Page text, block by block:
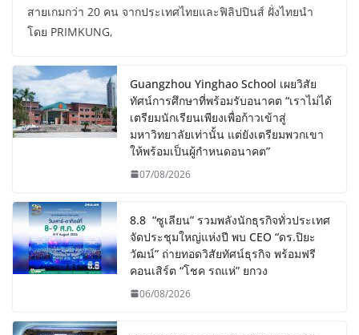
สายเกมกว่า 20 คน จากประเทศไทยและฟิลิปปินส์ ฝั่งไทยนำ
โดย PRIMKUNG,
Guangzhou Yinghao School เผยวิสัย
ทัศน์การศึกษาที่พร้อมรับอนาคต “เราไม่ได้
เตรียมนักเรียนเพียงเพื่อก้าวเข้าสู่
มหาวิทยาลัยเท่านั้น แต่ยังเตรียมพวกเขา
ให้พร้อมเป็นผู้กำหนดอนาคต”
07/08/2026
8.8 “ซูเลียน” รวมพลังนักธุรกิจทั่วประเทศ
จัดประชุมใหญ่แห่งปี พบ CEO “ดร.ปิยะ
วัฒน์” ถ่ายทอดวิสัยทัศน์ธุรกิจ พร้อมฟรี
คอนเสิร์ต “โชค รถแห่” ยกวง
06/08/2026